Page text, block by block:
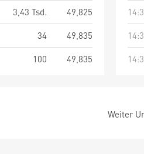
3,43 Tsd.
49,825
34
49,835
100 49,835
Weiter